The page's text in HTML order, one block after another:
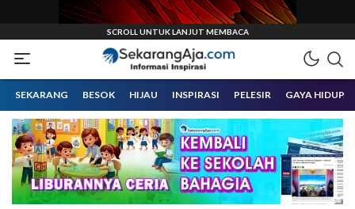
Sekarangaja
Informasi Inspirasi Malang Raya
SEKARANG BESOK HIJAU INSPIRASI PELESIR GAYA HIDUP